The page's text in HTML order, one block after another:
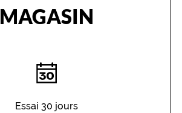
MAGASIN
Essai 30 jours